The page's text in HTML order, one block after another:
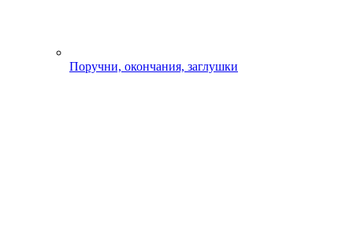
Поручни, окончания, заглушки